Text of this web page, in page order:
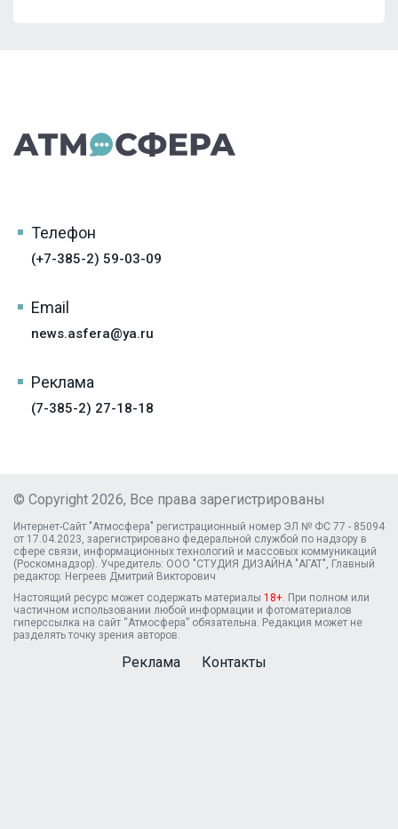
Телефон
(+7-385-2) 59-03-09
Email
news.asfera@ya.ru
Реклама
(7-385-2) 27-18-18
© Copyright 2026, Все права зарегистрированы
Интернет-Сайт "Атмосфера" регистрационный номер ЭЛ № ФС 77 - 85094
от 17.04.2023, зарегистрировано федеральной службой по надзору в
сфере связи, информационных технологий и массовых коммуникаций
(Роскомнадзор). Учредитель: ООО "СТУДИЯ ДИЗАЙНА "АГАТ", Главный
редактор: Негреев Дмитрий Викторович
Настоящий ресурс может содержать материалы 18+ . При полном или
частичном использовании любой информации и фотоматериалов
гиперссылка на сайт “Атмосфера” обязательна. Редакция может не
разделять точку зрения авторов.
Реклама Контакты